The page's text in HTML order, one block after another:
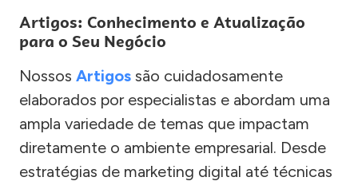
Artigos: Conhecimento e Atualização
para o Seu Negócio
Nossos Artigos são cuidadosamente
elaborados por especialistas e abordam uma
ampla variedade de temas que impactam
diretamente o ambiente empresarial. Desde
estratégias de marketing digital até técnicas